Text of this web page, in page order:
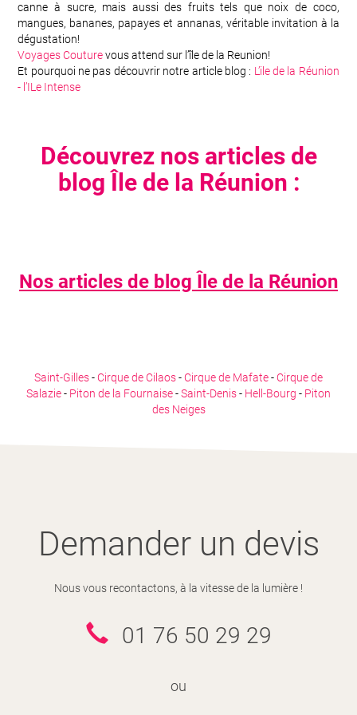
canne à sucre, mais aussi des fruits tels que noix de coco,
mangues, bananes, papayes et annanas, véritable invitation à la
dégustation!
Voyages Couturevous attend sur l’île de la Reunion!
Et pourquoi ne pas découvrir notre article blog : L’ile de la Réunion
- l’ILe Intense
Découvrez nos articles de
blog Île de la Réunion :
Nos articles de blog Île de la Réunion
Saint-Gilles-Cirque de Cilaos-Cirque de Mafate-Cirque de
Salazie- Piton de la Fournaise-Saint-Denis- Hell-Bourg - Piton
des Neiges
Demander un devis
Nous vous recontactons, à la vitesse de la lumière !
01 76 50 29 29
ou